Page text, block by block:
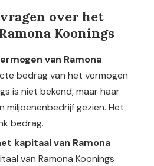
over het
Koonings
van Ramona
bedrag van het vermogen
is niet bekend, maar haar
miljoenenbedrijf gezien. Het
bedrag.
kapitaal van Ramona
van Ramona Koonings